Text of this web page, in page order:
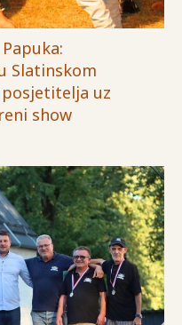
Slatinskom
uz
show